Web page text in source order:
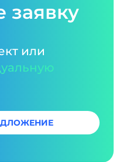
заявку
или